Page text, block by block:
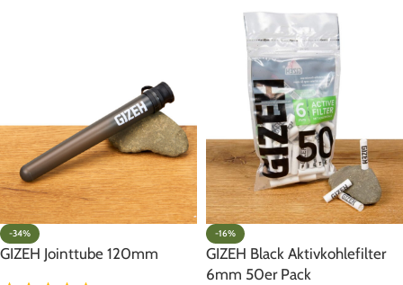
-34%
GIZEH Jointtube 120mm
-16%
GIZEH Black Aktivkohlefilter
6mm 50er Pack